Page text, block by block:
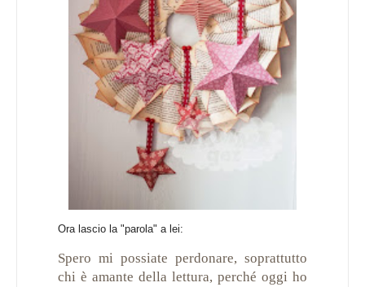
Ora lascio la "parola" a lei:
Spero mi possiate perdonare, soprattutto
chi è amante della lettura, perché oggi ho